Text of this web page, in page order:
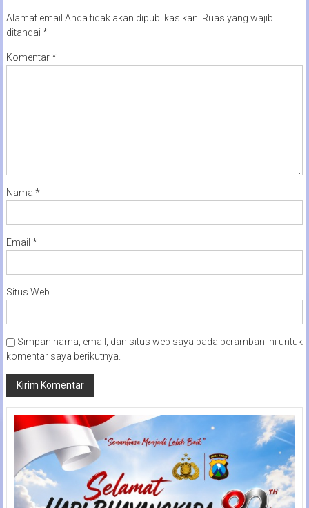
Alamat email Anda tidak akan dipublikasikan. Ruas yang wajib
ditandai *
Komentar*
Nama *
Email *
Situs Web
Simpan nama, email, dan situs web saya pada peramban ini untuk
komentar saya berikutnya.